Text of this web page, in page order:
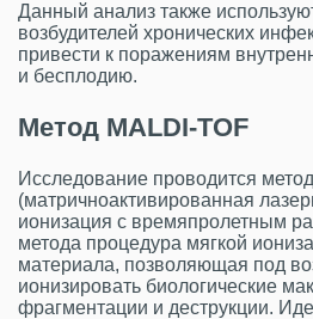
Данный анализ также
возбудителей хронических
привести к поражениям
и бесплодию.
Метод MALDI-TОF
Исследование проводится
(матричноактивированная
ионизация с времяпролетным
метода процедура мягкой
материала, позволяющая под
ионизировать биологические
фрагментации и деструкции.